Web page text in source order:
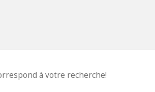
à votre recherche!